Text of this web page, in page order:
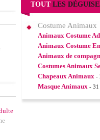
TOUT LES
Costume Animaux
Animaux Costume
Animaux Costume
Animaux de
Costumes Animaux
Chapeaux Animaux -
Masque Animaux - 31